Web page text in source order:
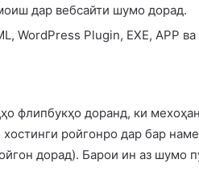
дар вебсайти шумо дорад.
WordPress Plugin, EXE, APP ва
флипбукҳо доранд, ки
ройгонро дар бар
дорад). Барои ин аз шумо